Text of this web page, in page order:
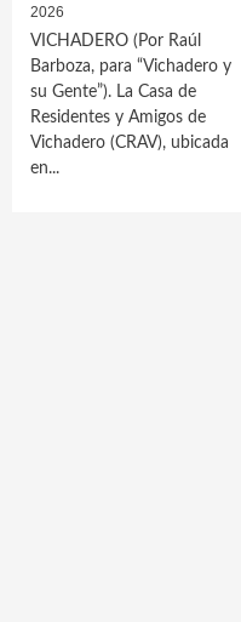
2026
VICHADERO (Por Raúl
Barboza, para “Vichadero y
su Gente”). La Casa de
Residentes y Amigos de
Vichadero (CRAV), ubicada
en...